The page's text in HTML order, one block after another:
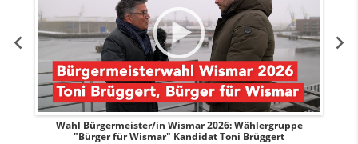
Wahl Bürgermeister/in Wismar 2026: Wählergruppe
"Bürger für Wismar" Kandidat Toni Brüggert